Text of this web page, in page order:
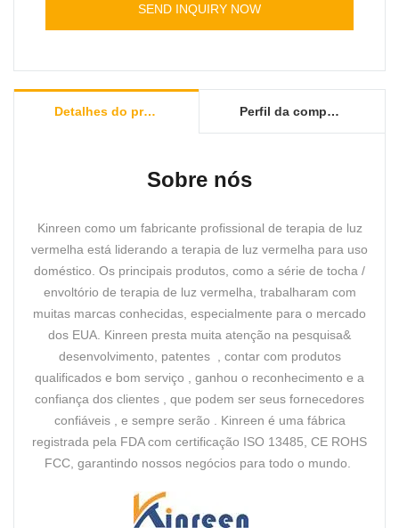
SEND INQUIRY NOW
Detalhes do produto Perfil da companhia
Sobre nós
Kinreen como um fabricante profissional de terapia de luz
vermelha está liderando a terapia de luz vermelha para uso
doméstico. Os principais produtos, como a série de tocha /
envoltório de terapia de luz vermelha, trabalharam com
muitas marcas conhecidas, especialmente para o mercado
dos EUA. Kinreen presta muita atenção na pesquisa&
desenvolvimento, patentes , contar com produtos
qualificados e bom serviço , ganhou o reconhecimento e a
confiança dos clientes , que podem ser seus fornecedores
confiáveis ​​, e sempre serão . Kinreen é uma fábrica
registrada pela FDA com certificação ISO 13485, CE ROHS
FCC, garantindo nossos negócios para todo o mundo.